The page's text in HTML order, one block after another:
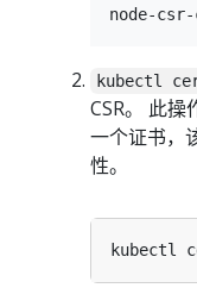
kubectl
CSR。 此
一个证书，
性。